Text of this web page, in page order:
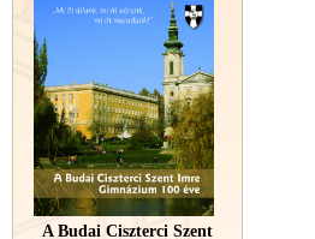
A Budai Ciszterci Szent